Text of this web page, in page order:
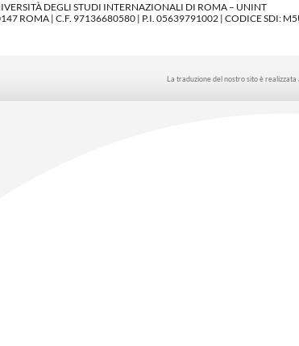
DEGLI STUDI INTERNAZIONALI DI ROMA – UNINT
ROMA | C.F. 97136680580 | P.I. 05639791002 | CODICE SDI:
La traduzione del nostro sito è realizzata